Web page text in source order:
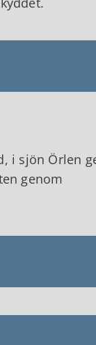
i sjön Örlen
genom